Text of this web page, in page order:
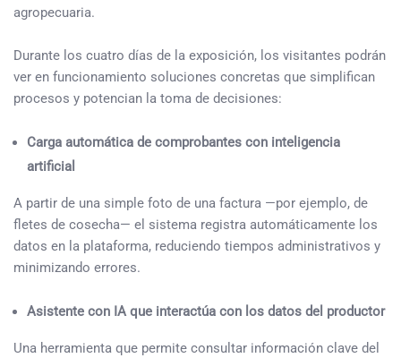
agropecuaria.
Durante los cuatro días de la exposición, los visitantes podrán
ver en funcionamiento soluciones concretas que simplifican
procesos y potencian la toma de decisiones:
Carga automática de comprobantes con inteligencia
artificial
A partir de una simple foto de una factura —por ejemplo, de
fletes de cosecha— el sistema registra automáticamente los
datos en la plataforma, reduciendo tiempos administrativos y
minimizando errores.
Asistente con IA que interactúa con los datos del productor
Una herramienta que permite consultar información clave del